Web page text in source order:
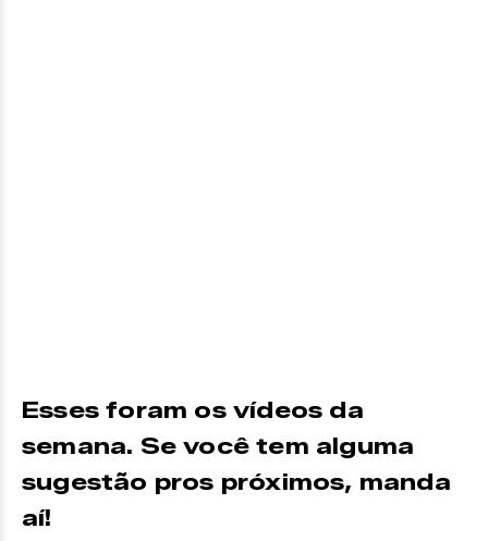
Esses foram os vídeos da
semana. Se você tem alguma
sugestão pros próximos, manda
aí!